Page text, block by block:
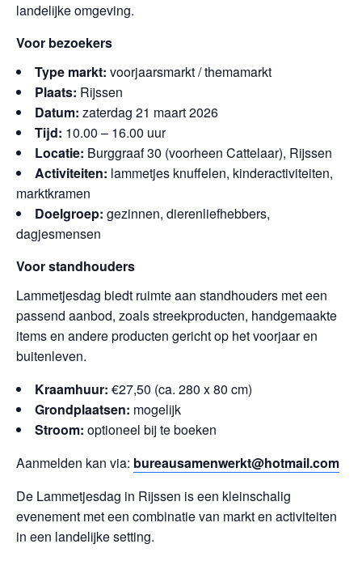
landelijke omgeving.
Voor bezoekers
Type markt: voorjaarsmarkt / themamarkt
Plaats: Rijssen
Datum: zaterdag 21 maart 2026
Tijd: 10.00 – 16.00 uur
Locatie: Burggraaf 30 (voorheen Cattelaar), Rijssen
Activiteiten: lammetjes knuffelen, kinderactiviteiten,
marktkramen
Doelgroep: gezinnen, dierenliefhebbers,
dagjesmensen
Voor standhouders
Lammetjesdag biedt ruimte aan standhouders met een
passend aanbod, zoals streekproducten, handgemaakte
items en andere producten gericht op het voorjaar en
buitenleven.
Kraamhuur: €27,50 (ca. 280 x 80 cm)
Grondplaatsen: mogelijk
Stroom: optioneel bij te boeken
Aanmelden kan via: bureausamenwerkt@hotmail.com
De Lammetjesdag in Rijssen is een kleinschalig
evenement met een combinatie van markt en activiteiten
in een landelijke setting.